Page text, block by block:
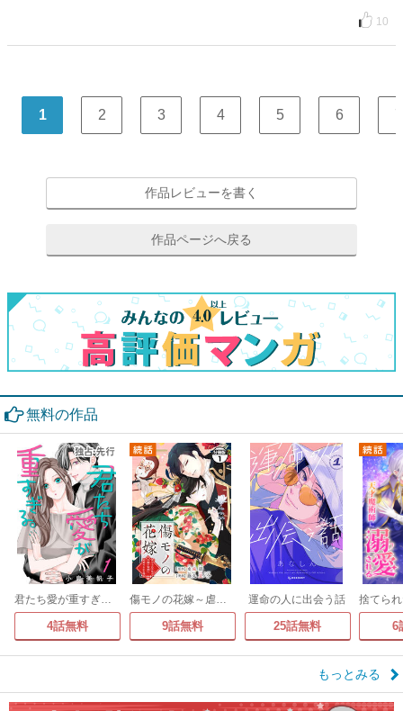
10
1 2 3 4 5 6 7
作品レビューを書く
作品ページへ戻る
無料の作品
君たち愛が重すぎる。(話売り)
4話無料
傷モノの花嫁～虐げられた私が、皇國の鬼神に見初められた理由～ 分冊版
9話無料
運命の人に出会う話
25話無料 6
もっとみる